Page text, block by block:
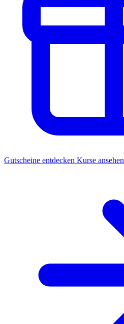
Gutscheine entdecken Kurse ansehen